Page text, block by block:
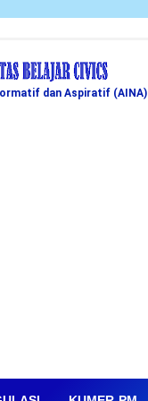
dan Aspiratif (AINA)